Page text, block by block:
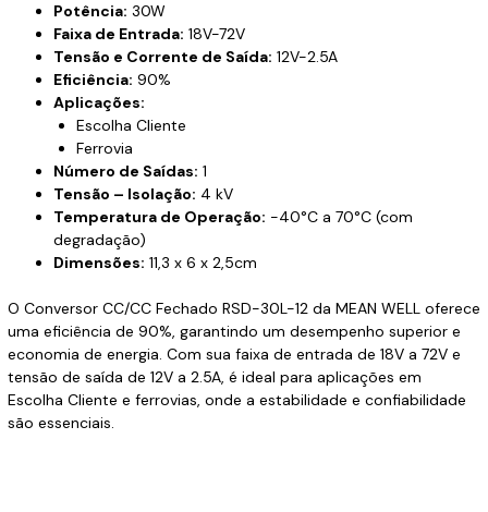
Potência: 30W
Faixa de Entrada: 18V-72V
Tensão e Corrente de Saída: 12V-2.5A
Eficiência: 90%
Aplicações:
Escolha Cliente
Ferrovia
Número de Saídas: 1
Tensão – Isolação: 4 kV
Temperatura de Operação: -40°C a 70°C (com
degradação)
Dimensões: 11,3 x 6 x 2,5cm
O Conversor CC/CC Fechado RSD-30L-12 da MEAN WELL oferece
uma eficiência de 90%, garantindo um desempenho superior e
economia de energia. Com sua faixa de entrada de 18V a 72V e
tensão de saída de 12V a 2.5A, é ideal para aplicações em
Escolha Cliente e ferrovias, onde a estabilidade e confiabilidade
são essenciais.